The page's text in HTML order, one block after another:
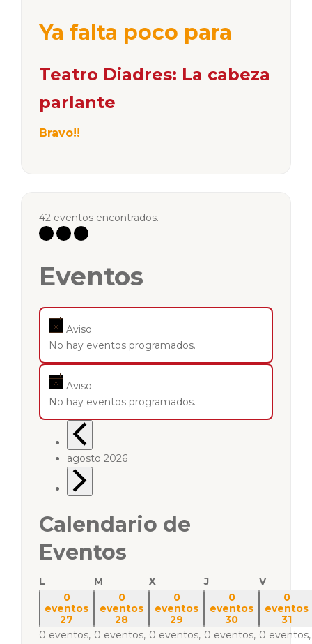
Ya falta poco para
Teatro Diadres: La cabeza
parlante
Bravo!!
42 eventos encontrados.
Eventos
Aviso
No hay eventos programados.
Aviso
No hay eventos programados.
agosto 2026
Calendario de
Eventos
L M X J
V
0
eventos
27
0 eventos,
0
eventos
28
0 eventos,
0
eventos
29
0 eventos,
0
eventos
30
0 eventos,
0
eventos
31
0 eventos,